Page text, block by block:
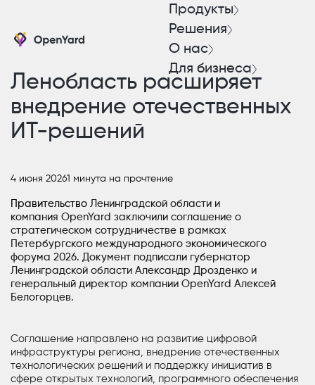
Продукты
Решения
О нас
Для бизнеса
Ленобласть расширяет
внедрение отечественных
ИТ-решений
4 июня 20261 минута на прочтение
Правительство Ленинградской области и
компания OpenYard заключили соглашение о
стратегическом сотрудничестве в рамках
Петербургского международного экономического
форума 2026. Документ подписали губернатор
Ленинградской области Александр Дрозденко и
генеральный директор компании OpenYard Алексей
Белогорцев.
Соглашение направлено на развитие цифровой
инфраструктуры региона, внедрение отечественных
технологических решений и поддержку инициатив в
сфере открытых технологий, программного обеспечения